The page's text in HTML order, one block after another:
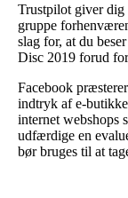
Trustpilot giver dig
gruppe
slag for, at du
Disc 2019 forud
Facebook
indtryk af e-
internet webshops
udfærdige en
bør bruges til at